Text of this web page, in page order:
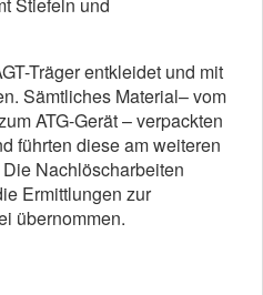
Träger entkleidet und mit
Sämtliches Material– vom
ATG-Gerät – verpackten
führten diese am weiteren
Nachlöscharbeiten
Ermittlungen zur
übernommen.